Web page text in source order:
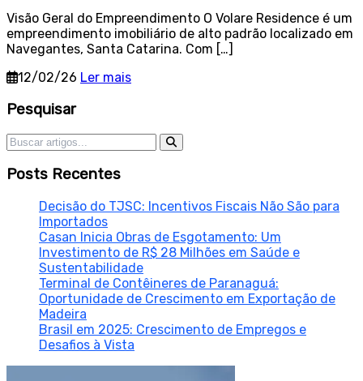
Visão Geral do Empreendimento O Volare Residence é um
empreendimento imobiliário de alto padrão localizado em
Navegantes, Santa Catarina. Com […]
12/02/26 Ler mais
Sidebar
Pesquisar
Pesquisar por:
Posts Recentes
Decisão do TJSC: Incentivos Fiscais Não São para
Importados
Casan Inicia Obras de Esgotamento: Um
Investimento de R$ 28 Milhões em Saúde e
Sustentabilidade
Terminal de Contêineres de Paranaguá:
Oportunidade de Crescimento em Exportação de
Madeira
Brasil em 2025: Crescimento de Empregos e
Desafios à Vista